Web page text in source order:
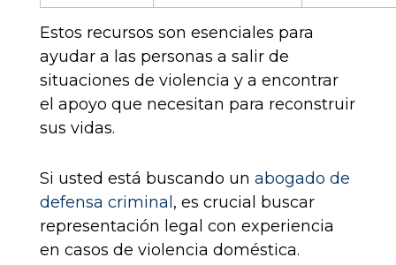
Estos recursos son esenciales para
ayudar a las personas a salir de
situaciones de violencia y a encontrar
el apoyo que necesitan para reconstruir
sus vidas.
Si usted está buscando un abogado de
defensa criminal , es crucial buscar
representación legal con experiencia
en casos de violencia doméstica.